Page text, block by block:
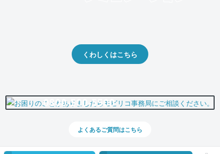
くわしくはこちら
0800-500-5500
よくあるご質問はこちら